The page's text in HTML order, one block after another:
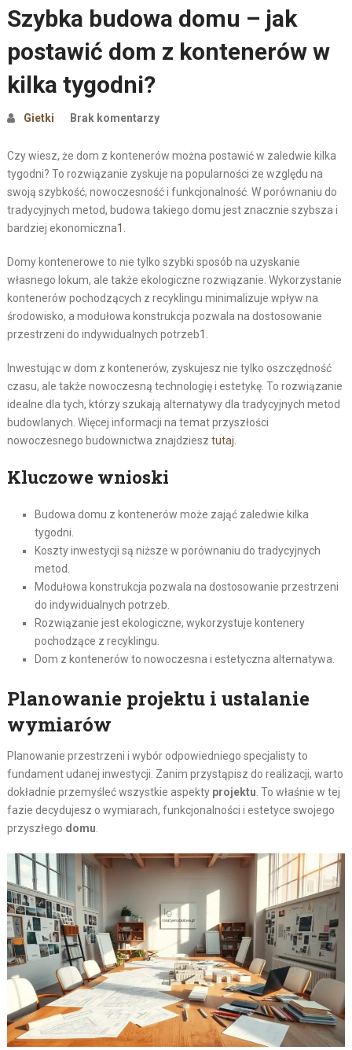
Szybka budowa domu – jak
postawić dom z kontenerów w
kilka tygodni?
Gietki Brak komentarzy
Czy wiesz, że dom z kontenerów można postawić w zaledwie kilka
tygodni? To rozwiązanie zyskuje na popularności ze względu na
swoją szybkość, nowoczesność i funkcjonalność. W porównaniu do
tradycyjnych metod, budowa takiego domu jest znacznie szybsza i
bardziej ekonomiczna1
Domy kontenerowe to nie tylko szybki sposób na uzyskanie
własnego lokum, ale także ekologiczne rozwiązanie. Wykorzystanie
kontenerów pochodzących z recyklingu minimalizuje wpływ na
środowisko, a modułowa konstrukcja pozwala na dostosowanie
przestrzeni do indywidualnych potrzeb1
Inwestując w dom z kontenerów, zyskujesz nie tylko oszczędność
czasu, ale także nowoczesną technologię i estetykę. To rozwiązanie
idealne dla tych, którzy szukają alternatywy dla tradycyjnych metod
budowlanych. Więcej informacji na temat przyszłości
nowoczesnego budownictwa znajdziesz tutaj
Kluczowe wnioski
Budowa domu z kontenerów może zająć zaledwie kilka
tygodni.
Koszty inwestycji są niższe w porównaniu do tradycyjnych
metod.
Modułowa konstrukcja pozwala na dostosowanie przestrzeni
do indywidualnych potrzeb.
Rozwiązanie jest ekologiczne, wykorzystuje kontenery
pochodzące z recyklingu.
Dom z kontenerów to nowoczesna i estetyczna alternatywa.
Planowanie projektu i ustalanie
wymiarów
Planowanie przestrzeni i wybór odpowiedniego specjalisty to
fundament udanej inwestycji. Zanim przystąpisz do realizacji, warto
dokładnie przemyśleć wszystkie aspekty projektu . To właśnie w tej
fazie decydujesz o wymiarach, funkcjonalności i estetyce swojego
przyszłego domu